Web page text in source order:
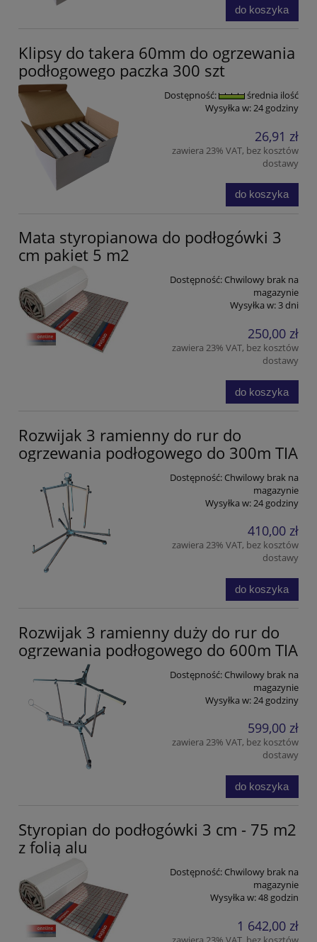
do koszyka
Klipsy do takera 60mm do ogrzewania
podłogowego paczka 300 szt
Dostępność:
średnia ilość
Wysyłka w:24 godziny
26,91 zł
zawiera 23% VAT, bez kosztów
dostawy
do koszyka
Mata styropianowa do podłogówki 3
cm pakiet 5 m2
Dostępność: Chwilowy brak na
magazynie
Wysyłka w:3 dni
250,00 zł
zawiera 23% VAT, bez kosztów
dostawy
do koszyka
Rozwijak 3 ramienny do rur do
ogrzewania podłogowego do 300m TIA
Dostępność: Chwilowy brak na
magazynie
Wysyłka w:24 godziny
410,00 zł
zawiera 23% VAT, bez kosztów
dostawy
do koszyka
Rozwijak 3 ramienny duży do rur do
ogrzewania podłogowego do 600m TIA
Dostępność: Chwilowy brak na
magazynie
Wysyłka w:24 godziny
599,00 zł
zawiera 23% VAT, bez kosztów
dostawy
do koszyka
Styropian do podłogówki 3 cm - 75 m2
z folią alu
Dostępność: Chwilowy brak na
magazynie
Wysyłka w:48 godzin
1 642,00 zł